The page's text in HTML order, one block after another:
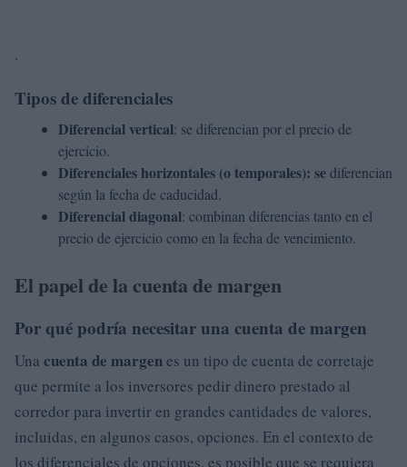
.
Tipos de diferenciales
Diferencial vertical: se diferencian por el precio de
ejercicio.
Diferenciales horizontales (o temporales): sediferencian
según la fecha de caducidad.
Diferencial diagonal: combinan diferencias tanto en el
precio de ejercicio como en la fecha de vencimiento.
El papel de la cuenta de margen
Por qué podría necesitar una cuenta de margen
Una cuenta de margenes un tipo de cuenta de corretaje
que permite a los inversores pedir dinero prestado al
corredor para invertir en grandes cantidades de valores,
incluidas, en algunos casos, opciones. En el contexto de
los diferenciales de opciones, es posible que se requiera